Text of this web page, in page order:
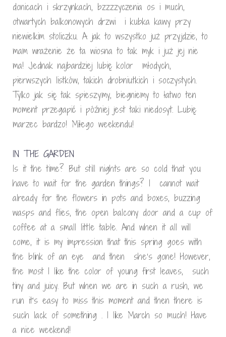
donicach i skrzynkach, bzzzzyczenia os i much,
otwartych balkonowych drzwi i kubka kawy przy
niewielkim stoliczku. A jak to wszystko już przyjdzie, to
mam wrażenie że ta wiosna to tak myk i już jej nie
ma! Jednak najbardziej lubię kolor młodych,
pierwszych listków, takich drobniutkich i soczystych.
Tylko jak się tak spieszymy, biegniemy to łatwo ten
moment przegapić i później jest taki niedosyt. Lubię
marzec bardzo! Miłego weekendu!
IN THE GARDEN
Is it the time? But still nights are so cold that you
have to wait for the garden things? I cannot wait
already for the flowers in pots and boxes, buzzing
wasps and flies, the open balcony door and a cup of
coffee at a small little table. And when it all will
come, it is my impression that this spring goes with
the blink of an eye and then she’s gone! However,
the most I like the color of young first leaves, such
tiny and juicy. But when we are in such a rush, we
run it’s easy to miss this moment and then there is
such lack of something . I like March so much! Have
a nice weekend!